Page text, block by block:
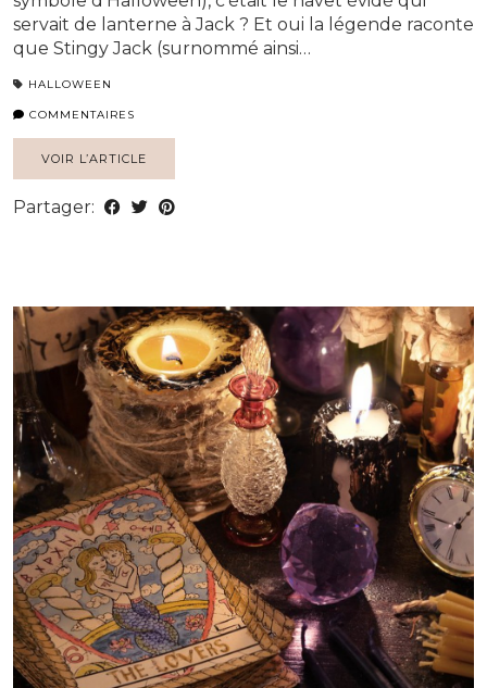
servait de lanterne à Jack ? Et oui la légende raconte
que Stingy Jack (surnommé ainsi…
HALLOWEEN
COMMENTAIRES
VOIR L’ARTICLE
Partager: